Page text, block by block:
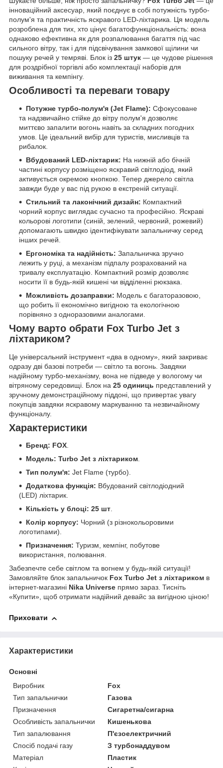
інноваційний аксесуар, який поєднує в собі потужність турбо-
полум'я та практичність яскравого LED-ліхтарика. Ця модель
розроблена для тих, хто цінує багатофункціональність: вона
однаково ефективна як для розпалювання багаття під час
сильного вітру, так і для підсвічування замкової щілини чи
пошуку речей у темряві. Блок із 25 штук — це чудове рішення
для роздрібної торгівлі або комплектації наборів для
виживання та кемпінгу.
Особливості та переваги товару
Потужне турбо-полум'я (Jet Flame): Сфокусоване
та надзвичайно стійке до вітру полум'я дозволяє
миттєво запалити вогонь навіть за складних погодних
умов. Це ідеальний вибір для туристів, мисливців та
рибалок.
Вбудований LED-ліхтарик: На нижній або бічній
частині корпусу розміщено яскравий світлодіод, який
активується окремою кнопкою. Тепер джерело світла
завжди буде у вас під рукою в екстреній ситуації.
Стильний та лаконічний дизайн: Компактний
чорний корпус виглядає сучасно та професійно. Яскраві
кольорові логотипи (синій, зелений, червоний, рожевий)
допомагають швидко ідентифікувати запальничку серед
інших речей.
Ергономіка та надійність: Запальничка зручно
лежить у руці, а механізм підпалу розрахований на
тривалу експлуатацію. Компактний розмір дозволяє
носити її в будь-якій кишені чи відділенні рюкзака.
Можливість дозаправки: Модель є багаторазовою,
що робить її економічно вигідною та екологічною
порівняно з одноразовими аналогами.
Чому варто обрати Fox Turbo Jet з
ліхтариком?
Це універсальний інструмент «два в одному», який закриває
одразу дві базові потреби — світло та вогонь. Завдяки
надійному турбо-механізму, вона не підведе у вологому чи
вітряному середовищі. Блок на 25 одиниць представлений у
зручному демонстраційному піддоні, що привертає увагу
покупців завдяки яскравому маркуванню та незвичайному
функціоналу.
Характеристики
Бренд: FOX.
Модель: Turbo Jet з ліхтариком.
Тип полум'я: Jet Flame (турбо).
Додаткова функція: Вбудований світлодіодний
(LED) ліхтарик.
Кількість у блоці: 25 шт.
Колір корпусу: Чорний (з різнокольоровими
логотипами).
Призначення: Туризм, кемпінг, побутове
використання, полювання.
Забезпечте себе світлом та вогнем у будь-якій ситуації!
Замовляйте блок запальничок Fox Turbo Jet з ліхтариком в
інтернет-магазині Nika Universe прямо зараз. Тисніть
«Купити», щоб отримати надійний девайс за вигідною ціною!
Приховати
Характеристики
Основні
Виробник
Fox
Тип запальнички
Газова
Призначення
Сигаретна/сигарна
Особливість запальнички
Кишенькова
Тип запалювання
П'єзоелектричний
Спосіб подачі газу
З турбонаддувом
Матеріал
Пластик